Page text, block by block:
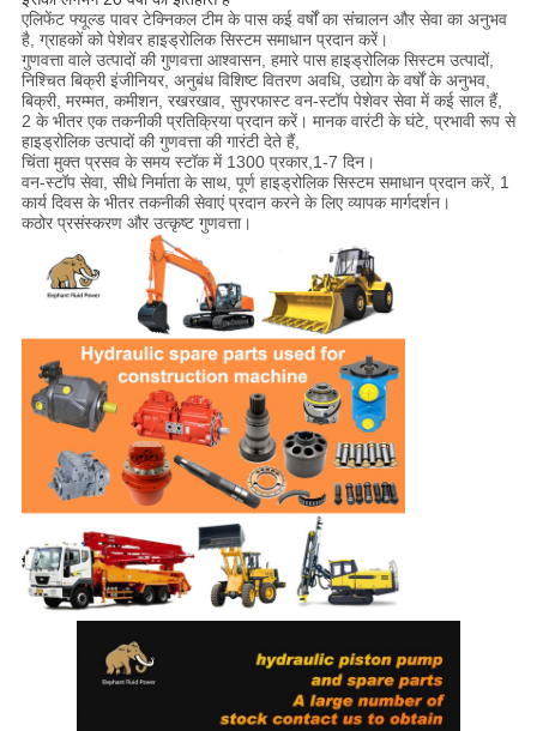
एलिफेंट फ्यूल्ड पावर टेक्निकल टीम के पास कई वर्षों का संचालन और सेवा का अनुभव
है, ग्राहकों को पेशेवर हाइड्रोलिक सिस्टम समाधान प्रदान करें।
गुणवत्ता वाले उत्पादों की गुणवत्ता आश्वासन, हमारे पास हाइड्रोलिक सिस्टम उत्पादों,
निश्चित बिक्री इंजीनियर, अनुबंध विशिष्ट वितरण अवधि, उद्योग के वर्षों के अनुभव,
बिक्री, मरम्मत, कमीशन, रखरखाव, सुपरफास्ट वन-स्टॉप पेशेवर सेवा में कई साल हैं,
2 के भीतर एक तकनीकी प्रतिक्रिया प्रदान करें। मानक वारंटी के घंटे, प्रभावी रूप से
हाइड्रोलिक उत्पादों की गुणवत्ता की गारंटी देते हैं,
चिंता मुक्त प्रसव के समय स्टॉक में 1300 प्रकार,1-7 दिन।
वन-स्टॉप सेवा, सीधे निर्माता के साथ, पूर्ण हाइड्रोलिक सिस्टम समाधान प्रदान करें, 1
कार्य दिवस के भीतर तकनीकी सेवाएं प्रदान करने के लिए व्यापक मार्गदर्शन।
कठोर प्रसंस्करण और उत्कृष्ट गुणवत्ता।